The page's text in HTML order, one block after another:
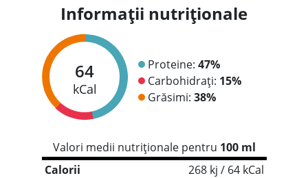
Informații nutriționale
64
kCal
Proteine: 47%
Carbohidrați: 15%
Grăsimi: 38%
Valori medii nutriționale pentru 100 ml
Calorii
268 kj / 64 kCal